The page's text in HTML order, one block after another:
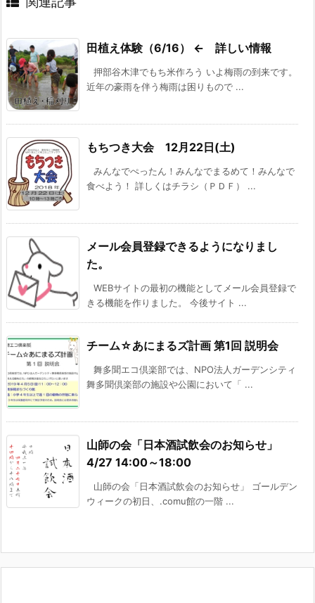
田植え体験（6/16） ← 詳しい情報
押部谷木津でもち米作ろう いよ梅雨の到来です。
近年の豪雨を伴う梅雨は困りもので ...
もちつき大会 12月22日(土)
みんなでぺったん！みんなでまるめて！みんなで
食べよう！ 詳しくはチラシ（ＰＤＦ） ...
メール会員登録できるようになりまし
た。
WEBサイトの最初の機能としてメール会員登録で
きる機能を作りました。 今後サイト ...
チーム☆あにまるズ計画 第1回 説明会
舞多聞エコ倶楽部では、NPO法人ガーデンシティ
舞多聞倶楽部の施設や公園において「 ...
山師の会「日本酒試飲会のお知らせ」
4/27 14:00～18:00
山師の会「日本酒試飲会のお知らせ」 ゴールデン
ウィークの初日、.comu館の一階 ...